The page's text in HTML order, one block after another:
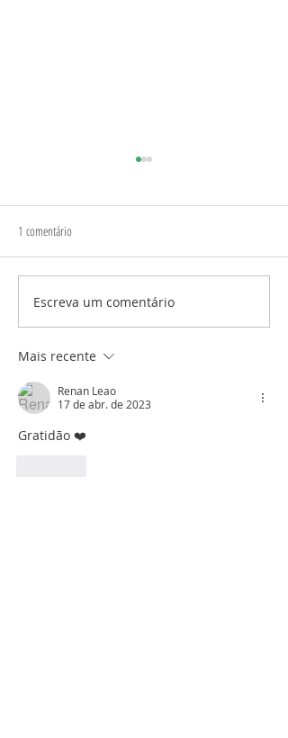
Você quer realmente crescer?
1 comentário
Escreva um comentário
Mais recente
Renan Leao
17 de abr. de 2023
Gratidão ❤️